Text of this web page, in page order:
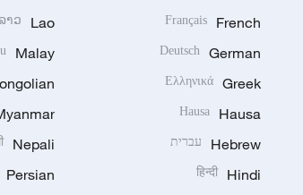
French
Français
German
Deutsch
Greek
Ελληνικά
Hausa
Hausa
Hebrew עברית
Hindi
हिन्दी
Lao
າວ
Malay
Nepali
Persian